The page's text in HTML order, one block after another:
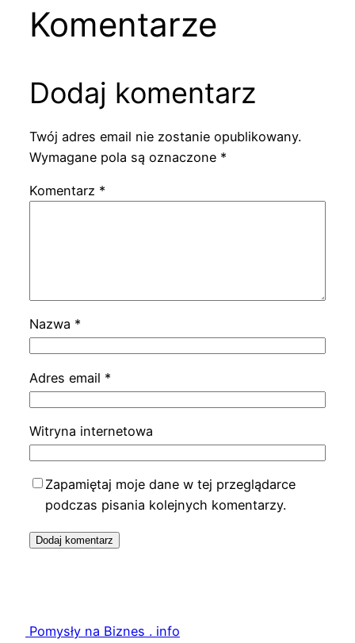
Komentarze
Dodaj komentarz
Twój adres email nie zostanie opublikowany.
Wymagane pola są oznaczone *
Komentarz *
Nazwa *
Adres email *
Witryna internetowa
Zapamiętaj moje dane w tej przeglądarce
podczas pisania kolejnych komentarzy.
Pomysły na Biznes . info